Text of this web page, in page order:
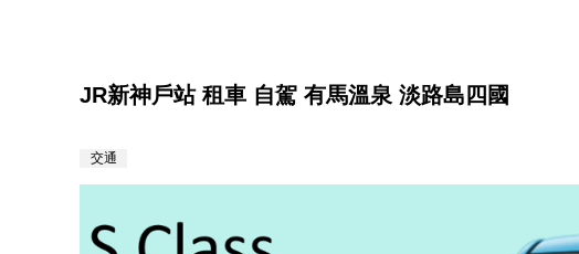
JR新神戶站 租車 自駕 有馬溫泉 淡路島四國
交通